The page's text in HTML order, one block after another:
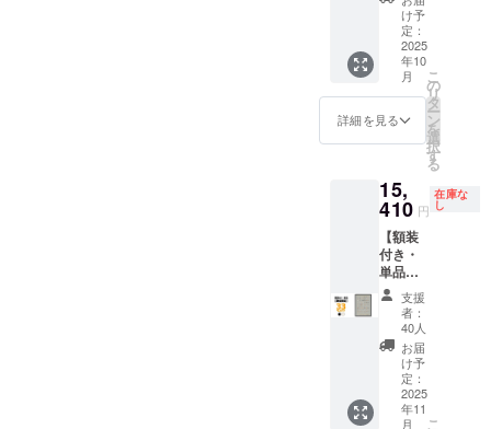
ります)
※ご注文
状況、
使用部
材の供
給状
況、製
造工程
上の都
より出
荷時期
が遅れ
る場合
があり
ます
別途中
継料が
必要で
す(注文
確認後
に料金
内しま
す-額な
合：ヤ
マト運
輸180サ
イズに
て3,000
円程の
中継料
追加が
別途必
要とな
ります)
※ご注文
状況、
使用部
材の供
スは付
属いた
しませ
ん ※国
内配送
なりま
す ※お
届け予
定」月
の月末
です ※
送料込
の価格
です ※
沖縄離
島へは
別途中
継料が
必要で
す(注文
確認後
＋ PET
フィル
ム ・質
量：約
900g ・
日本 ※
額装し
します
※ ポス
ターを
丸めて
収納す
るハー
ドケー
スは付
属いた
しませ
ん ※国
内配送
のみと
なりま
80mmx
長さ
580mm
・生
産：日
本 ※額
は付属
送のみ
となり
ます ※
お届け
日は
「お届
け予
定」月
の月末
です ※
送料込
の価格
です ※
沖縄離
イズ：
B2(515
x728m
m) ・用
紙：印
刷用特
殊紙
フセッ
ト印刷
・生
産：日
本 ハー
ドケー
ス仕様
・サイ
ズ：直
径
80mmx
長さ
580mm
・生
予定価
￥23,00
0(税込)
のとこ
ろ、 →
35%OF
F￥14,9
50(税
は
「黒」
か
「白」
を選べ
ます 内
容 ・動
物病院
の「犬
ポス
ター」
x 1 ・額
装（黒
or 白）
け予
定：
2025
年10
月
詳細を見る
こ
の
リ
タ
ー
ン
を
選
択
す
る
15,
410 円
在庫な
し
【額装
付き・
単品】
先着40
名様限
定！ 一
般販売
予定価
￥23,00
0(税込)
支援
者：
40人
お届
け予
定：
2025
年11
月
こ